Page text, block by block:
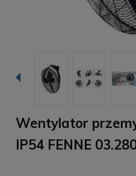
Wentylator
IP54 FENNE